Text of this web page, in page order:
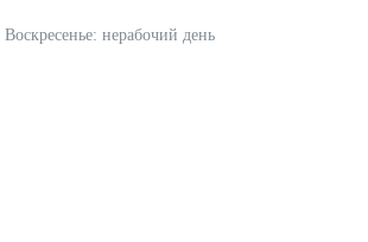
Воскресенье: нерабочий день